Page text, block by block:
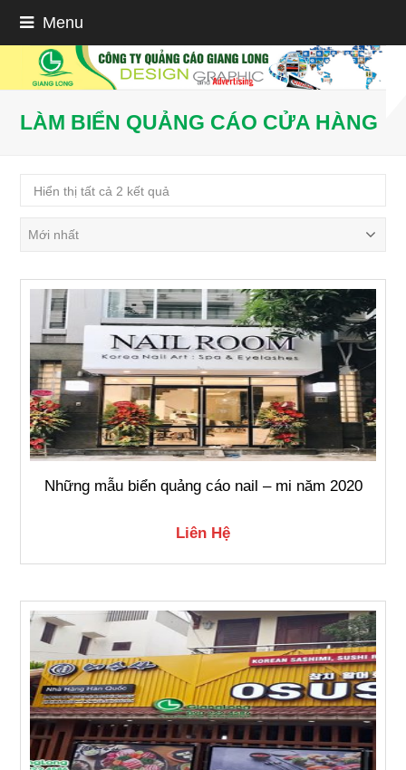
Menu
LÀM BIỂN QUẢNG CÁO CỬA HÀNG
Hiển thị tất cả 2 kết quả
Những mẫu biển quảng cáo nail – mi năm 2020
Liên Hệ